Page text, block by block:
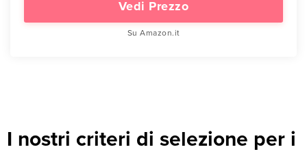
Vedi Prezzo
Su Amazon.it
I nostri criteri di selezione per i